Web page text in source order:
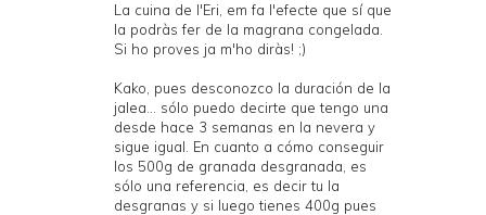
La cuina de l'Eri, em fa l'efecte que sí que
la podràs fer de la magrana congelada.
Si ho proves ja m'ho diràs! ;)
Kako, pues desconozco la duración de la
jalea... sólo puedo decirte que tengo una
desde hace 3 semanas en la nevera y
sigue igual. En cuanto a cómo conseguir
los 500g de granada desgranada, es
sólo una referencia, es decir tu la
desgranas y si luego tienes 400g pues